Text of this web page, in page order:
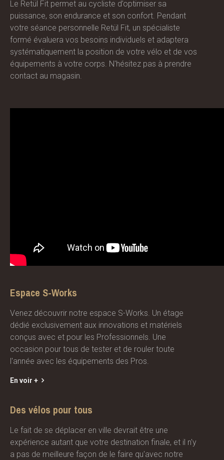
Le Retül Fit permet au cycliste d’optimiser sa
puissance, son endurance et son confort. Pendant
votre séance personnelle Retül Fit, un spécialiste
formé évaluera vos besoins individuels et adaptera
systématiquement la position de votre vélo et de vos
équipements à votre corps. N'hésitez pas à prendre
contact au magasin.
Espace S-Works
Venez découvrir notre espace S-Works. Un étage
dédié exclusivement aux innovations et matériels
conçus avec et pour les Professionnels. Une
occasion pour tous de tester et de rouler toute
l'année avec les équipements des Pros.
En voir +
Des vélos pour tous
Le fait de se déplacer en ville devrait être une
expérience autant que votre destination finale, et il n'y
a pas de meilleure façon de le faire qu'avec notre